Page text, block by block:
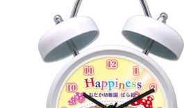
カード付フォトフレームクロック(集合)
目覚まし時計(集合＋個別)
メロディ時計(集合)
音声時計(集合)